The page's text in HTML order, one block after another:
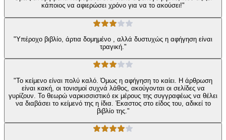
κάποιος να αφιερώσει χρόνο για να το ακούσει!"
"Υπέροχο βιβλίο, άρτια δομημένο , αλλά δυστυχώς η αφήγηση είναι
τραγική."
"Το κείμενο είναι πολύ καλό. Όμως η αφήγηση το καίει. Η άρθρωση
είναι κακή, οι τονισμοί συχνά λάθος, ακούγονται οι σελίδες να
γυρίζουν. Το θεωρώ ναρκισσιστικό εκ μέρους της συγγραφέως να θέλει
να διαβάσει το κείμενό της η ίδια. Έκαστος στο είδος του, αδικεί το
βιβλίο της."